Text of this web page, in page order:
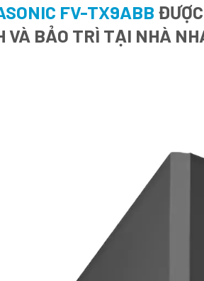
FV-TX9ABB
VÀ BẢO TRÌ TẠI NHÀ